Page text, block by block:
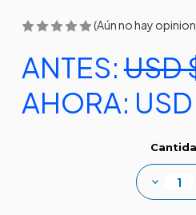
(Aún no hay
ANTES:USD
AHORA:
Disminuir
cantidad